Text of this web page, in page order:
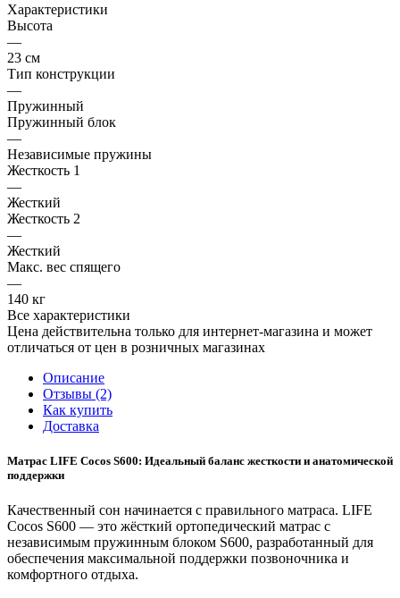
Характеристики
Высота
—
23 см
Тип конструкции
—
Пружинный
Пружинный блок
—
Независимые пружины
Жесткость 1
—
Жесткий
Жесткость 2
—
Жесткий
Макс. вес спящего
—
140 кг
Все характеристики
Цена действительна только для интернет-магазина и может
отличаться от цен в розничных магазинах
Описание
Отзывы (2)
Как купить
Доставка
Матрас LIFE Cocos S600: Идеальный баланс жесткости и анатомической
поддержки
Качественный сон начинается с правильного матраса. LIFE
Cocos S600 — это жёсткий ортопедический матрас с
независимым пружинным блоком S600, разработанный для
обеспечения максимальной поддержки позвоночника и
комфортного отдыха.